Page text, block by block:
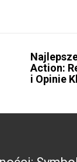
Action:
i Opinie